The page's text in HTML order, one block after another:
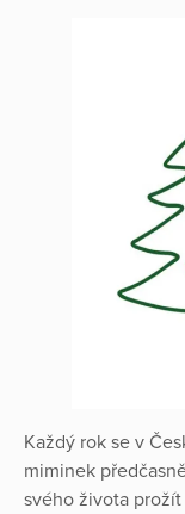
Každý rok se v
miminek
svého života